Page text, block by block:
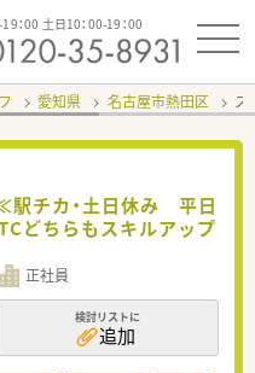
：00 土日10：00-19：00
愛知県 名古屋市熱田区 ス
駅チカ・土日休み 平日
どちらもスキルアップ
正社員
検討リストに
追加